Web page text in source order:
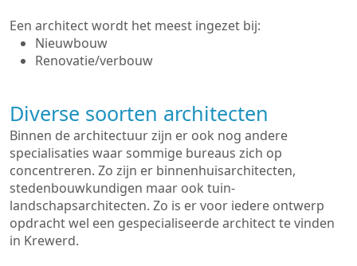
Een architect wordt het meest ingezet bij:
Nieuwbouw
Renovatie/verbouw
Diverse soorten architecten
Binnen de architectuur zijn er ook nog andere
specialisaties waar sommige bureaus zich op
concentreren. Zo zijn er binnenhuisarchitecten,
stedenbouwkundigen maar ook tuin-
landschapsarchitecten. Zo is er voor iedere ontwerp
opdracht wel een gespecialiseerde architect te vinden
in Krewerd.